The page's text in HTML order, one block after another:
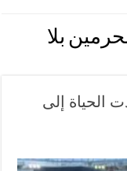
بلا
الحياة إلى